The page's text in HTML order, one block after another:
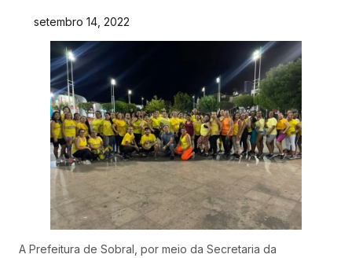
setembro 14, 2022
A Prefeitura de Sobral, por meio da Secretaria da